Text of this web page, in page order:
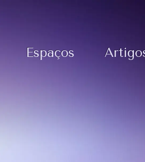
Espaços